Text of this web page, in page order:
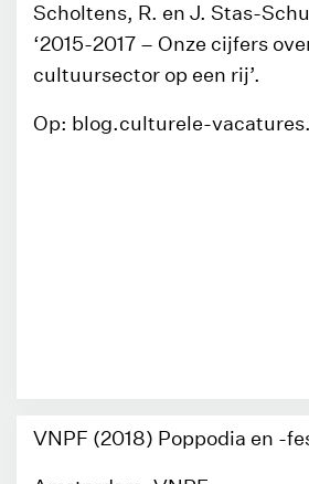
Scholtens, R. en J. Stas-
‘2015-2017 – Onze cijfers
cultuursector op een rij’.
Op: blog.culturele-
VNPF (2018) Poppodia en -